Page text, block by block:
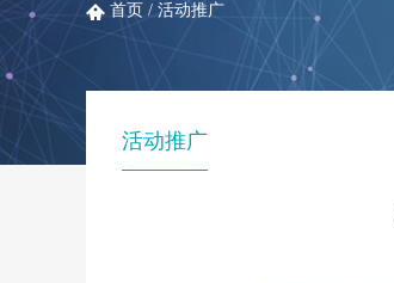
首页 / 活动推广
活动推广